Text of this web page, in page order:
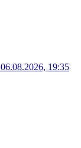
06.08.2026, 19:35